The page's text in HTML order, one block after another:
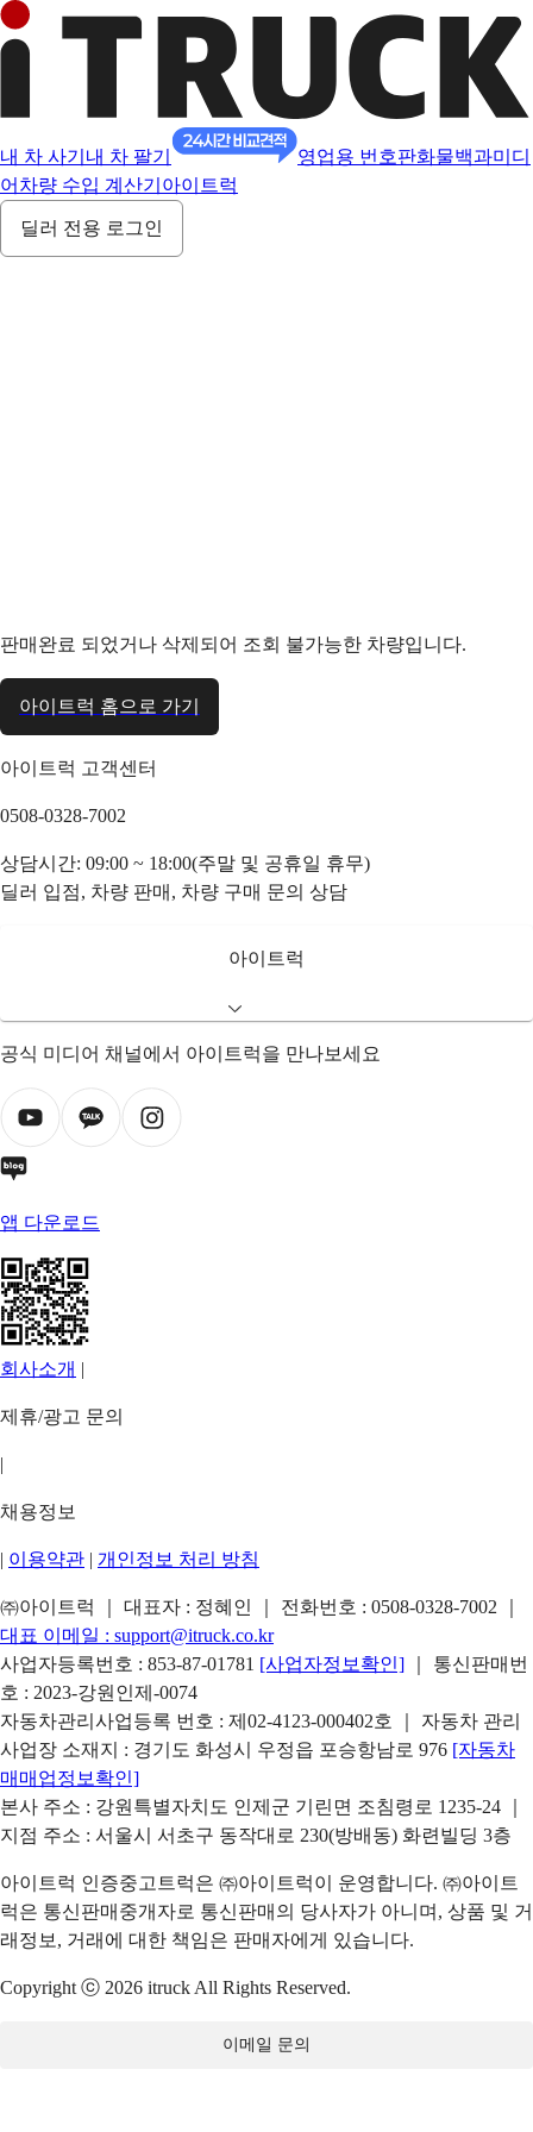
내 차 사기 내 차 팔기 영업용 번호판화물백과미디
어 차량 수입 계산기 아이트럭
딜러 전용 로그인
판매완료 되었거나 삭제되어 조회 불가능한 차량입니다.
아이트럭 홈으로 가기
아이트럭 고객센터
0508-0328-7002
상담시간: 09:00 ~ 18:00(주말 및 공휴일 휴무)
딜러 입점, 차량 판매, 차량 구매 문의 상담
아이트럭
공식 미디어 채널에서 아이트럭을 만나보세요
앱 다운로드
회사소개 |
제휴/광고 문의
|
채용정보
| 이용약관 | 개인정보 처리 방침
㈜아이트럭 ｜ 대표자 : 정혜인 ｜ 전화번호 : 0508-0328-7002
대표 이메일 : support@itruck.co.kr
사업자등록번호 : 853-87-01781 [사업자정보확인]
｜ 통신판매번
호 : 2023-강원인제-0074
자동차관리사업등록 번호 : 제02-4123-000402호 ｜ 자동차 관리
사업장 소재지 : 경기도 화성시 우정읍 포승항남로 976 [자동차
매매업정보확인]
본사 주소 : 강원특별자치도 인제군 기린면 조침령로 1235-24 ｜
지점 주소 : 서울시 서초구 동작대로 230(방배동) 화련빌딩 3층
아이트럭 인증중고트럭은 ㈜아이트럭이 운영합니다. ㈜아이트
럭은 통신판매중개자로 통신판매의 당사자가 아니며, 상품 및 거
래정보, 거래에 대한 책임은 판매자에게 있습니다.
Copyright ⓒ 2026 itruck All Rights Reserved.
이메일 문의